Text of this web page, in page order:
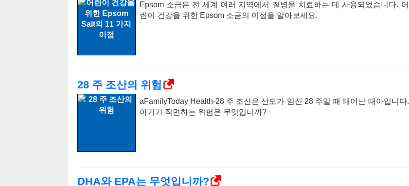
Epsom 소금은 전 세계 여러 지역에서 질병을 치료하는 데 사용되었습니다. 어
린이 건강을 위한 Epsom 소금의 이점을 알아보세요.
28 주 조산의 위험
aFamilyToday Health-28 주 조산은 산모가 임신 28 주일 때 태어난 태아입니다.
아기가 직면하는 위험은 무엇입니까?
DHA와 EPA는 무엇입니까?